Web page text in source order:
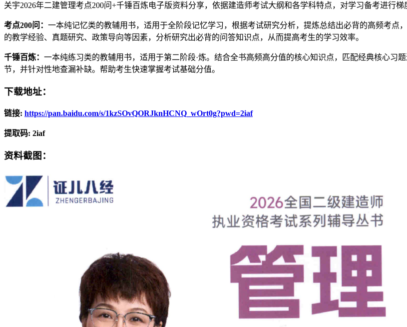
关宇2026年二建管理考点200问+千锤百炼电子版资料分享，依据建造师考试大纲和各学科特点，对学习备考进行
考点200问： 一本纯记忆类的教辅用书，适用于全阶段记忆学习，根据考试研究分析，提炼总结出必背的高频考
的教学经验、真题研究、政策导向等因素，分析研究出必背的问答知识点，从而提高考生的学习效率。
千锤百炼： 一本纯练习类的教辅用书，适用于第二阶段·炼。结合全书高频高分值的核心知识点，匹配经典核心习
节，并针对性地查漏补缺。帮助考生快速掌握考试基础分值。
下载地址：
链接: https://pan.baidu.com/s/1kzSOvQORJknHCNQ_wOrt0g?pwd=2iaf
提取码: 2iaf
资料截图：